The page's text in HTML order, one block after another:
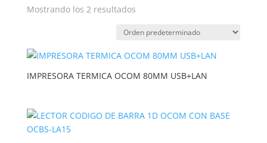
Mostrando los 2 resultados
IMPRESORA TERMICA OCOM 80MM USB+LAN